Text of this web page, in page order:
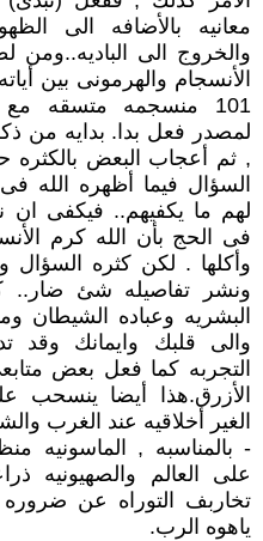
معانيه بالأضافه الى
والخروج الى الباديه..ومن
101 منسجمه متسقه مع
لمصدر فعل بدا. بدايه من
, ثم أعجاب البعض بالكثره
السؤال فيما أظهره الله
لهم ما يكفيهم.. فيكفى ان
فى الحج بأن الله كرم
وأكلها . لكن كثره السؤال
ونشر تفاصيله شئ ضار..
البشريه وعباده الشيطان
والى قلبك وايمانك وقد
التجربه كما فعل بعض
الأزرق.هذا أيضا ينسحب
الغير أخلاقيه عند الغرب
- بالمناسبه , الماسونيه
على العالم والصهيونيه
تخاربف التوراه عن ضروره
ياهوه الرب.